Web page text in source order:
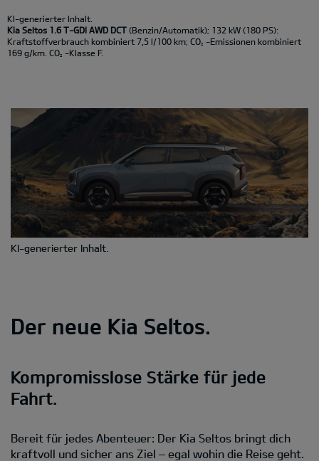
KI-generierter Inhalt.
Kia Seltos 1.6 T-GDI AWD DCT (Benzin/Automatik); 132 kW (180 PS):
Kraftstoffverbrauch kombiniert 7,5 l/100 km; CO2
-Emissionen kombiniert
169 g/km. CO2 -Klasse F.
KI-generierter Inhalt.
Der neue Kia Seltos.
Kompromisslose Stärke für jede
Fahrt.
Bereit für jedes Abenteuer: Der Kia Seltos bringt dich
kraftvoll und sicher ans Ziel – egal wohin die Reise geht.